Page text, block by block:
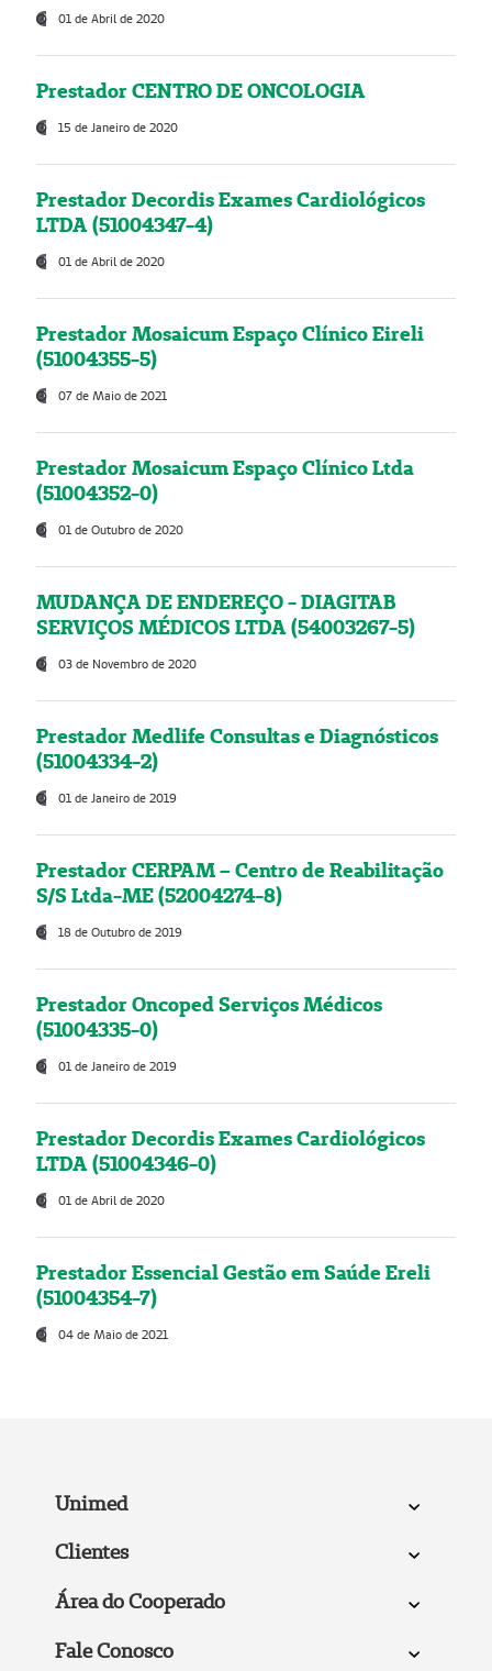
01 de Abril de 2020
Prestador CENTRO DE ONCOLOGIA
15 de Janeiro de 2020
Prestador Decordis Exames Cardiológicos
LTDA (51004347-4)
01 de Abril de 2020
Prestador Mosaicum Espaço Clínico Eireli
(51004355-5)
07 de Maio de 2021
Prestador Mosaicum Espaço Clínico Ltda
(51004352-0)
01 de Outubro de 2020
MUDANÇA DE ENDEREÇO - DIAGITAB
SERVIÇOS MÉDICOS LTDA (54003267-5)
03 de Novembro de 2020
Prestador Medlife Consultas e Diagnósticos
(51004334-2)
01 de Janeiro de 2019
Prestador CERPAM – Centro de Reabilitação
S/S Ltda-ME (52004274-8)
18 de Outubro de 2019
Prestador Oncoped Serviços Médicos
(51004335-0)
01 de Janeiro de 2019
Prestador Decordis Exames Cardiológicos
LTDA (51004346-0)
01 de Abril de 2020
Prestador Essencial Gestão em Saúde Ereli
(51004354-7)
04 de Maio de 2021
Unimed
Clientes
Área do Cooperado
Fale Conosco